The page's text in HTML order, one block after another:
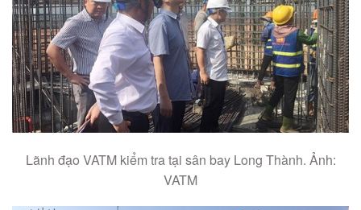
Lãnh đạo VATM kiểm tra tại sân bay Long Thành. Ảnh:
VATM